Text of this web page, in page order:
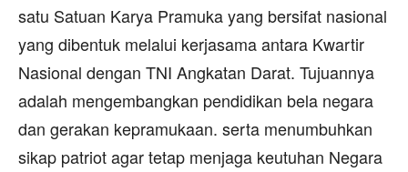
satu Satuan Karya Pramuka yang bersifat nasional
yang dibentuk melalui kerjasama antara Kwartir
Nasional dengan TNI Angkatan Darat. Tujuannya
adalah mengembangkan pendidikan bela negara
dan gerakan kepramukaan. serta menumbuhkan
sikap patriot agar tetap menjaga keutuhan Negara